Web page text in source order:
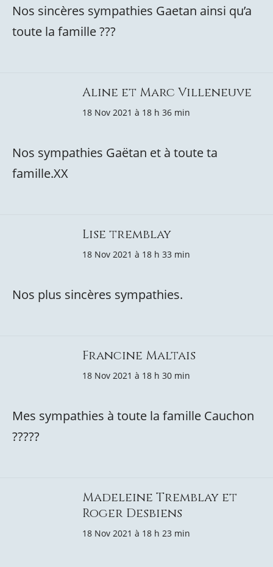
Nos sincères sympathies Gaetan ainsi qu’a
toute la famille ???
Aline et Marc Villeneuve
18 Nov 2021 à 18 h 36 min
Nos sympathies Gaëtan et à toute ta
famille.XX
Lise tremblay
18 Nov 2021 à 18 h 33 min
Nos plus sincères sympathies.
Francine Maltais
18 Nov 2021 à 18 h 30 min
Mes sympathies à toute la famille Cauchon
?????
Madeleine Tremblay et
Roger Desbiens
18 Nov 2021 à 18 h 23 min